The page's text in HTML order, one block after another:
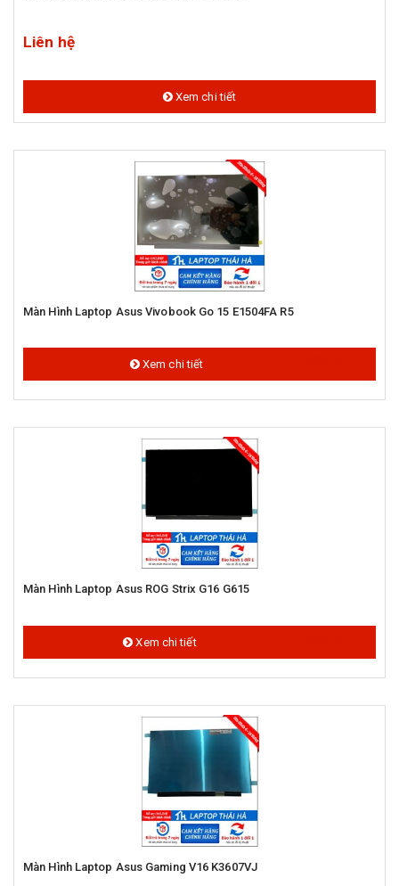
Liên hệ
Xem chi tiết
Màn Hình Laptop Asus Vivobook Go 15 E1504FA R5
Xem chi tiết
Màn Hình Laptop Asus ROG Strix G16 G615
Xem chi tiết
Màn Hình Laptop Asus Gaming V16 K3607VJ